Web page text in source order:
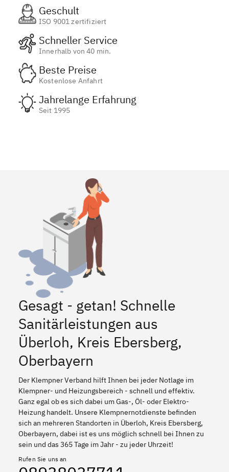
Geschult
ISO 9001 zertifiziert
Schneller Service
Innerhalb von 40 min.
Beste Preise
Kostenlose Anfahrt
Jahrelange Erfahrung
Seit 1995
Gesagt - getan! Schnelle
Sanitärleistungen aus
Überloh, Kreis Ebersberg,
Oberbayern
Der Klempner Verband hilft Ihnen bei jeder Notlage im
Klempner- und Heizungsbereich - schnell und effektiv.
Ganz egal ob es sich dabei um Gas-, Öl- oder Elektro-
Heizung handelt. Unsere Klempnernotdienste befinden
sich an mehreren Standorten in Überloh, Kreis Ebersberg,
Oberbayern, dabei ist es uns möglich schnell bei Ihnen zu
sein und das 365 Tage im Jahr - zu jeder Uhrzeit!
Rufen Sie uns an